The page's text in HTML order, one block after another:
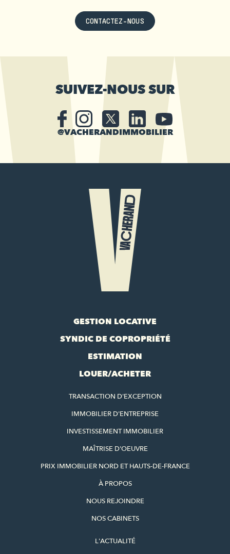
CONTACTEZ-NOUS
SUIVEZ-NOUS SUR
@VACHERANDIMMOBILIER
GESTION LOCATIVE
SYNDIC DE COPROPRIÉTÉ
ESTIMATION
LOUER/ACHETER
TRANSACTION D'EXCEPTION
IMMOBILIER D'ENTREPRISE
INVESTISSEMENT IMMOBILIER
MAÎTRISE D'OEUVRE
PRIX IMMOBILIER NORD ET HAUTS-DE-FRANCE
À PROPOS
NOUS REJOINDRE
NOS CABINETS
L'ACTUALITÉ